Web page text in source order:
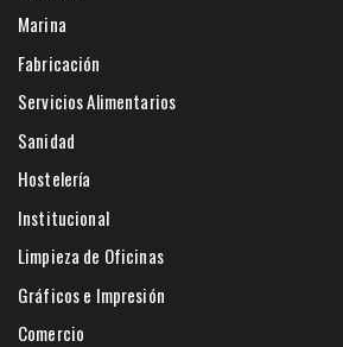
Marina
Fabricación
Servicios Alimentarios
Sanidad
Hostelería
Institucional
Limpieza de Oficinas
Gráficos e Impresión
Comercio